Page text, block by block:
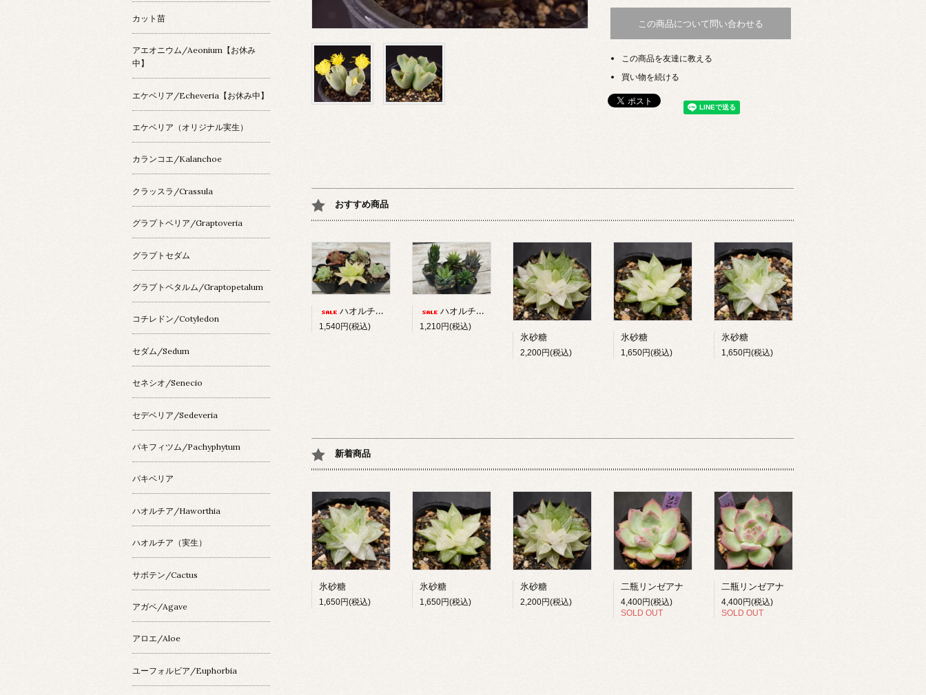
この商品について問い合わせる
この商品を友達に教える
買い物を続ける
おすすめ商品
ハオルチア5品種セット（A）
1,540円(税込)
ハオルチア5品種セット（B）
1,210円(税込)
氷砂糖
2,200円(税込)
氷砂糖
1,650円(税込)
氷砂糖
1,650円(税込)
新着商品
氷砂糖
1,650円(税込)
氷砂糖
1,650円(税込)
氷砂糖
2,200円(税込)
二瓶リンゼアナ
4,400円(税込)
SOLD OUT
二瓶リンゼアナ
4,400円(税込)
SOLD OUT
カット苗
アエオニウム/Aeonium【お休み
中】
エケベリア/Echeveria【お休み中】
エケベリア（オリジナル実生）
カランコエ/Kalanchoe
クラッスラ/Crassula
グラプトベリア/Graptoveria
グラプトセダム
グラプトペタルム/Graptopetalum
コチレドン/Cotyledon
セダム/Sedum
セネシオ/Senecio
セデベリア/Sedeveria
パキフィツム/Pachyphytum
パキベリア
ハオルチア/Haworthia
ハオルチア（実生）
サボテン/Cactus
アガベ/Agave
アロエ/Aloe
ユーフォルビア/Euphorbia